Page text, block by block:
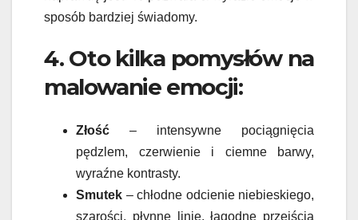
sposób bardziej świadomy.
4. Oto kilka pomysłów na
malowanie emocji:
Złość – intensywne pociągnięcia
pędzlem, czerwienie i ciemne barwy,
wyraźne kontrasty.
Smutek – chłodne odcienie niebieskiego,
szarości, płynne linie, łagodne przejścia